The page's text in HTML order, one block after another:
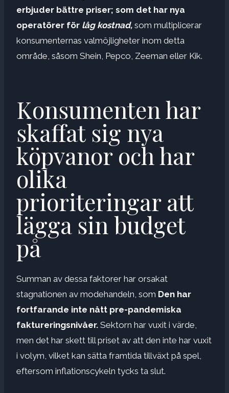
erbjuder bättre priser; som det har nya
operatörer för låg kostnad, som multiplicerar
konsumenternas valmöjligheter inom detta
område, såsom Shein, Pepco, Zeeman eller Kik.
Konsumenten har
skaffat sig nya
köpvanor och har
olika
prioriteringar att
lägga sin budget
på
Summan av dessa faktorer har orsakat
stagnationen av modehandeln, som Den har
fortfarande inte nått pre-pandemiska
faktureringsnivåer. Sektorn har vuxit i värde,
men det har skett till priset av att den inte har vuxit
i volym, vilket kan sätta framtida tillväxt på spel,
eftersom inflationscykeln tycks ta slut.